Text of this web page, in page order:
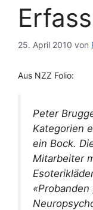
25. April 2010 von
Aus NZZ Folio:
Peter
Kategorien
ein Bock.
Mitarbeiter